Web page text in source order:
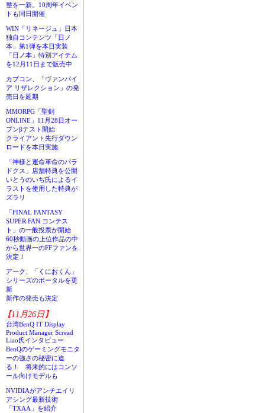
整を一新。10周年イベン
トも同日開催
WIN「リネージュ」日本
独自コンテンツ「日ノ
本」第1弾を本日実装
「日ノ本」特別アイテム
を12月11日まで販売中
カプコン、「ヴァンパイ
ア リザレクション」の発
売日を延期
MMORPG「聖剣
ONLINE」11月28日オー
プンβテスト開始
クライアント先行ダウン
ロードを本日実施
「神様と運命革命のパラ
ドクス」店舗特典を公開
いとうのいぢ氏によるイ
ラストを使用した特典が
ズラリ
「FINAL FANTASY
SUPER FAN コンテス
ト」の一般投票が開始
60秒動画の上位作品の中
から世界一のFFファンを
決定！
アーク、「くにおくん」
シリーズのポータルを更
新
新作の発売も決定
【11月26日】
台湾BenQ IT Display
Product Manager Scread
Liao氏インタビュー
BenQのゲーミングモニタ
ーの強さの秘密に迫
る！ 将来的にはコンソ
ール向けモデルも
NVIDIAがアンチエイリ
アシング最新技術
「TXAA」を紹介